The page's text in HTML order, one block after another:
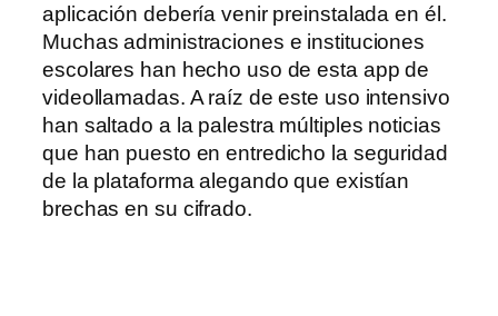
aplicación debería venir preinstalada en él.
Muchas administraciones e instituciones
escolares han hecho uso de esta app de
videollamadas. A raíz de este uso intensivo
han saltado a la palestra múltiples noticias
que han puesto en entredicho la seguridad
de la plataforma alegando que existían
brechas en su cifrado.